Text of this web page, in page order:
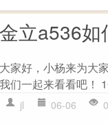
金立a536如
大家好，小杨来为大
我们一起来看看吧！
jl 06-06 0